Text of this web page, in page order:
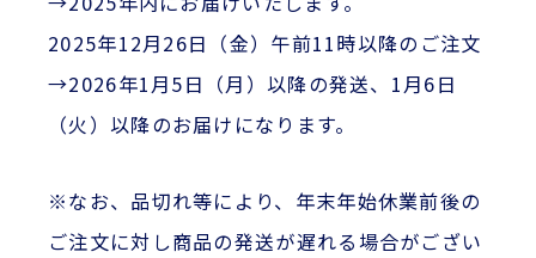
2025年12月26日（金）午前11時以降のご注文
→2026年1月5日（月）以降の発送、1月6日
（火）以降のお届けになります。
※なお、品切れ等により、年末年始休業前後の
ご注文に対し商品の発送が遅れる場合がござい